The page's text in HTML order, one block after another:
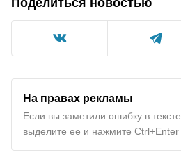
На правах рекламы
Если вы заметили ошибку в тексте,
выделите ее и нажмите Ctrl+Enter